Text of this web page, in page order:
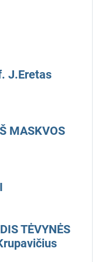
J.Eretas
MASKVOS
TĖVYNĖS